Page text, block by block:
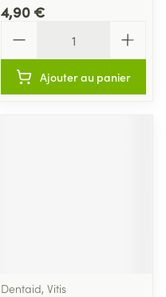
4,90 €
Ajouter au panier
Dentaid, Vitis